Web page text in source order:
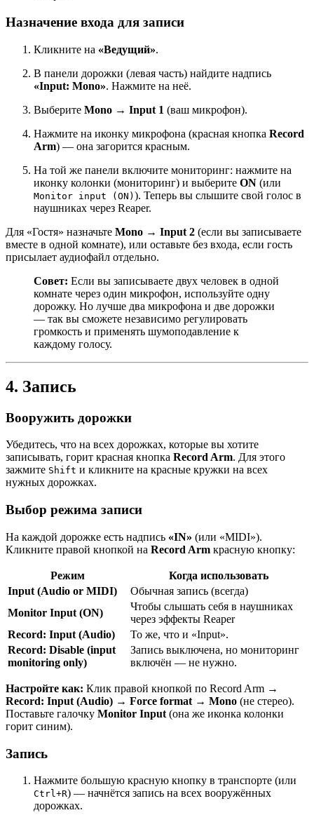
Назначение входа для записи
Кликните на «Ведущий».
В панели дорожки (левая часть) найдите надпись
«Input: Mono». Нажмите на неё.
Выберите Mono → Input 1 (ваш микрофон).
Нажмите на иконку микрофона (красная кнопка Record
Arm) — она загорится красным.
На той же панели включите мониторинг: нажмите на
иконку колонки (мониторинг) и выберите ON (или
Monitor input (ON) ). Теперь вы слышите свой голос в
наушниках через Reaper.
Для «Гостя» назначьте Mono → Input 2 (если вы записываете
вместе в одной комнате), или оставьте без входа, если гость
присылает аудиофайл отдельно.
Совет: Если вы записываете двух человек в одной
комнате через один микрофон, используйте одну
дорожку. Но лучше два микрофона и две дорожки
— так вы сможете независимо регулировать
громкость и применять шумоподавление к
каждому голосу.
4. Запись
Вооружить дорожки
Убедитесь, что на всех дорожках, которые вы хотите
записывать, горит красная кнопка Record Arm. Для этого
зажмите Shift и кликните на красные кружки на всех
нужных дорожках.
Выбор режима записи
На каждой дорожке есть надпись «IN» (или «MIDI»).
Кликните правой кнопкой на Record Arm красную кнопку:
Режим
Когда использовать
Input (Audio or MIDI)
Обычная запись (всегда)
Monitor Input (ON)
Чтобы слышать себя в наушниках
через эффекты Reaper
Record: Input (Audio)
То же, что и «Input».
Record: Disable (input
monitoring only)
Запись выключена, но мониторинг
включён — не нужно.
Настройте как: Клик правой кнопкой по Record Arm →
Record: Input (Audio) → Force format → Mono (не стерео).
Поставьте галочку Monitor Input (она же иконка колонки
горит синим).
Запись
Нажмите большую красную кнопку в транспорте (или
Ctrl+R) — начнётся запись на всех вооружённых
дорожках.